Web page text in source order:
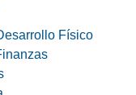
Físico